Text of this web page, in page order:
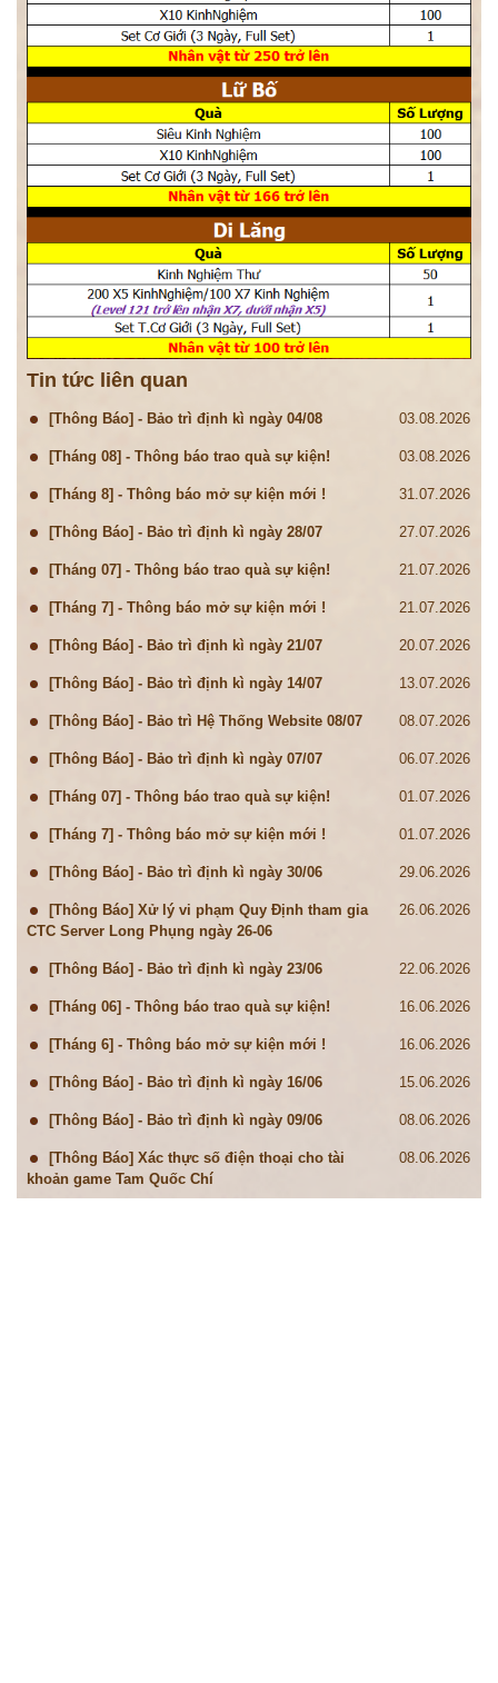
Tin tức liên quan
[Thông Báo] - Bảo trì định kì ngày 04/08 03.08.2026
[Tháng 08] - Thông báo trao quà sự kiện! 03.08.2026
[Tháng 8] - Thông báo mở sự kiện mới ! 31.07.2026
[Thông Báo] - Bảo trì định kì ngày 28/07 27.07.2026
[Tháng 07] - Thông báo trao quà sự kiện! 21.07.2026
[Tháng 7] - Thông báo mở sự kiện mới ! 21.07.2026
[Thông Báo] - Bảo trì định kì ngày 21/07 20.07.2026
[Thông Báo] - Bảo trì định kì ngày 14/07 13.07.2026
[Thông Báo] - Bảo trì Hệ Thống Website 08/07 08.07.2026
[Thông Báo] - Bảo trì định kì ngày 07/07 06.07.2026
[Tháng 07] - Thông báo trao quà sự kiện! 01.07.2026
[Tháng 7] - Thông báo mở sự kiện mới ! 01.07.2026
[Thông Báo] - Bảo trì định kì ngày 30/06 29.06.2026
[Thông Báo] Xử lý vi phạm Quy Định tham gia
CTC Server Long Phụng ngày 26-06
26.06.2026
[Thông Báo] - Bảo trì định kì ngày 23/06 22.06.2026
[Tháng 06] - Thông báo trao quà sự kiện! 16.06.2026
[Tháng 6] - Thông báo mở sự kiện mới ! 16.06.2026
[Thông Báo] - Bảo trì định kì ngày 16/06 15.06.2026
[Thông Báo] - Bảo trì định kì ngày 09/06 08.06.2026
[Thông Báo] Xác thực số điện thoại cho tài
khoản game Tam Quốc Chí
08.06.2026